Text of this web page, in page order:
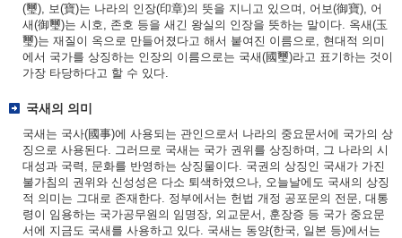
(璽), 보(寶)는 나라의 인장(印章)의 뜻을 지니고 있으며, 어보(御寶), 어
새(御璽)는 시호, 존호 등을 새긴 왕실의 인장을 뜻하는 말이다. 옥새(玉
璽)는 재질이 옥으로 만들어졌다고 해서 붙여진 이름으로, 현대적 의미
에서 국가를 상징하는 인장의 이름으로는 국새(國璽)라고 표기하는 것이
가장 타당하다고 할 수 있다.
국새의 의미
국새는 국사(國事)에 사용되는 관인으로서 나라의 중요문서에 국가의 상
징으로 사용된다. 그러므로 국새는 국가 권위를 상징하며, 그 나라의 시
대성과 국력, 문화를 반영하는 상징물이다. 국권의 상징인 국새가 가진
불가침의 권위와 신성성은 다소 퇴색하였으나, 오늘날에도 국새의 상징
적 의미는 그대로 존재한다. 정부에서는 헌법 개정 공포문의 전문, 대통
령이 임용하는 국가공무원의 임명장, 외교문서, 훈장증 등 국가 중요문
서에 지금도 국새를 사용하고 있다. 국새는 동양(한국, 일본 등)에서는